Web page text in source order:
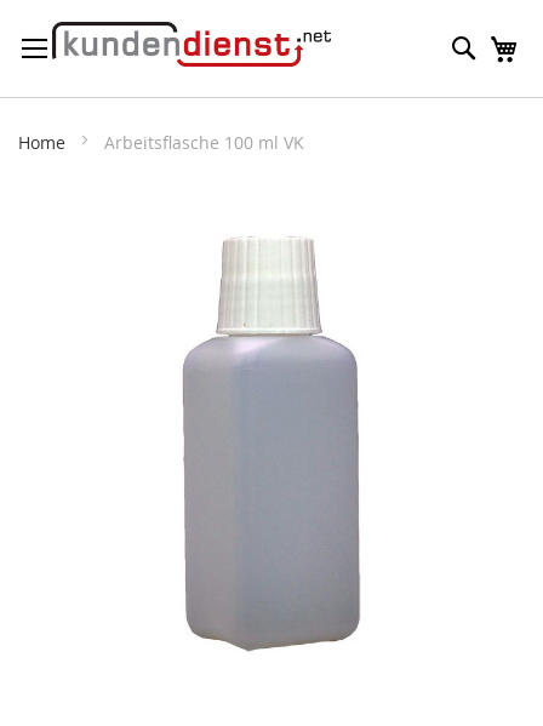
zum
Suche
Home Arbeitsflasche 100 ml VK